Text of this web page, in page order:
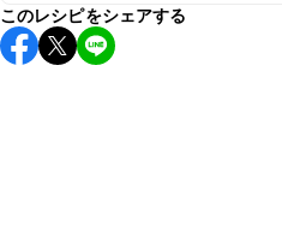
保存期間は冷蔵で翌日中が目安
し上がりください。
このレシピをシェアする